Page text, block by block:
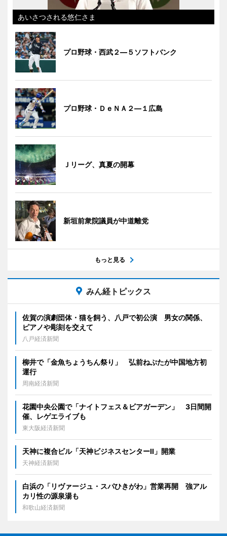
あいさつされる悠仁さま
プロ野球・西武２―５ソフトバンク
プロ野球・ＤｅＮＡ２―１広島
Ｊリーグ、真夏の開幕
新垣前衆院議員が中道離党
もっと見る
みん経トピックス
佐賀の演劇団体・猫を飼う、八戸で初公演 男女の関係、
ピアノや彫刻を交えて
八戸経済新聞
柳井で「金魚ちょうちん祭り」 弘前ねぷたが中国地方初
運行
周南経済新聞
花園中央公園で「ナイトフェス＆ビアガーデン」 3日間開
催、レゲエライブも
東大阪経済新聞
天神に複合ビル「天神ビジネスセンターII」開業
天神経済新聞
白浜の「リヴァージュ・スパひきがわ」営業再開 強アル
カリ性の源泉湯も
和歌山経済新聞